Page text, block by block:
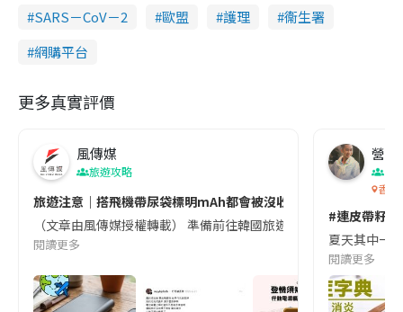
SARS－CoV－2
歐盟 護理
衞生署
網購平台
更多真實評價
風傳媒
旅遊攻略
旅遊注意｜搭飛機帶尿袋標明mAh都會被沒收😱出發前切記檢查
（文章由風傳媒授權轉載） 準備前往韓國旅遊的民眾，近期要
閱讀更多
營養
香港
#連皮帶籽
夏天其中一
閱讀更多